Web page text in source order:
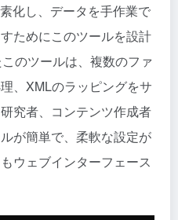
化し、データを手作業で
ためにこのツールを設計
のツールは、複数のファ
、XMLのラッピングをサ
究者、コンテンツ作成者
が簡単で、柔軟な設定が
ウェブインターフェース